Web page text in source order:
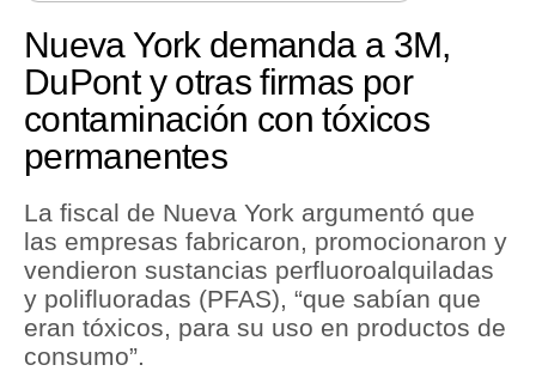
Economía
Mercados
Perú
Política
Tu Dinero
Finanzas Personales
Inmobiliarias
Nueva York demanda a 3M,
DuPont y otras firmas por
contaminación con tóxicos
permanentes
La fiscal de Nueva York argumentó que
las empresas fabricaron, promocionaron y
vendieron sustancias perfluoroalquiladas
y polifluoradas (PFAS), “que sabían que
eran tóxicos, para su uso en productos de
consumo”.